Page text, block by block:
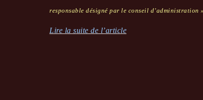
responsable désigné par le conseil
Lire la suite de l’article